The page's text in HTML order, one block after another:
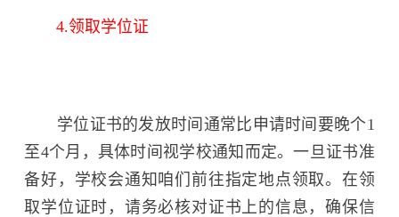
4.领取学位证
学位证书的发放时间通常比申请时间要晚个1
至4个月，具体时间视学校通知而定。一旦证书准
备好，学校会通知咱们前往指定地点领取。在领
取学位证时，请务必核对证书上的信息，确保信